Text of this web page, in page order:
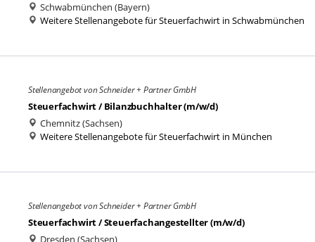
Schwabmünchen (Bayern)
Weitere Stellenangebote für Steuerfachwirt in Schwabmünchen
Stellenangebot von Schneider + Partner GmbH
Steuerfachwirt / Bilanzbuchhalter (m/w/d)
Chemnitz (Sachsen)
Weitere Stellenangebote für Steuerfachwirt in München
Stellenangebot von Schneider + Partner GmbH
Steuerfachwirt / Steuerfachangestellter (m/w/d)
Dresden (Sachsen)